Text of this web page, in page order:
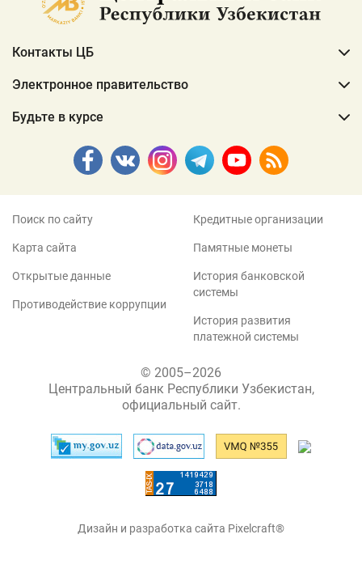
Контакты ЦБ
Электронное правительство
Будьте в курсе
Поиск по сайту
Карта сайта
Открытые данные
Противодействие коррупции
Кредитные организации
Памятные монеты
История банковской
системы
История развития
платежной системы
© 2005–2026
Центральный банк Республики Узбекистан,
официальный сайт.
Дизайн и разработка сайта Pixelcraft®